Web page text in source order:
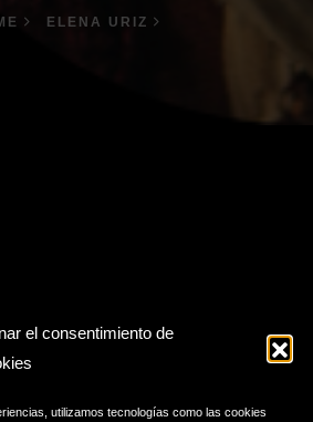
el consentimiento de
utilizamos tecnologías como las cookies
ELENA URIZ